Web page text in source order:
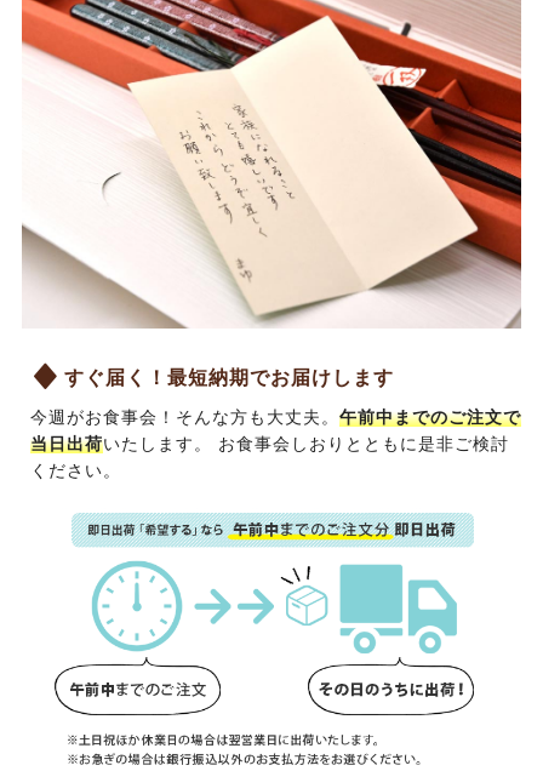
すぐ届く！最短納期でお届けします
今週がお食事会！そんな方も大丈夫。 午前中までのご注文で
当日出荷いたします。 お食事会しおり とともに是非ご検討
ください。